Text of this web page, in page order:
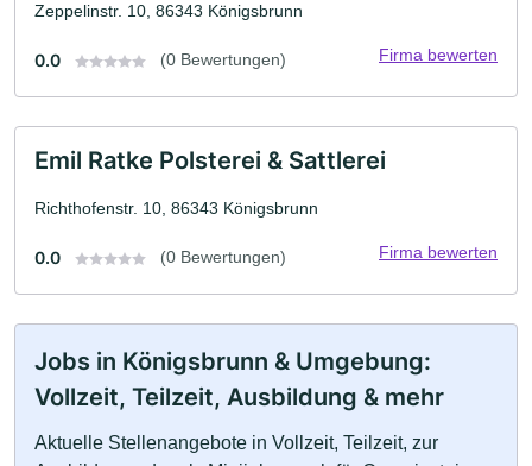
Zeppelinstr. 10, 86343 Königsbrunn
0.0 (0 Bewertungen) Firma bewerten
Emil Ratke Polsterei & Sattlerei
Richthofenstr. 10, 86343 Königsbrunn
0.0 (0 Bewertungen) Firma bewerten
Jobs in Königsbrunn & Umgebung:
Vollzeit, Teilzeit, Ausbildung & mehr
Aktuelle Stellenangebote in Vollzeit, Teilzeit, zur